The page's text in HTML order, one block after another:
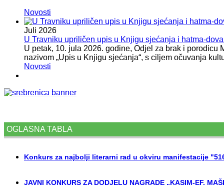
Novosti
Juli 2026
U Travniku upriličen upis u Knjigu sjećanja i hatma-
U petak, 10. jula 2026. godine, Odjel za brak i
nazivom „Upis u Knjigu sjećanja“, s ciljem očuvanja
Novosti
OGLASNA TABLA
Konkurs za najbolji literarni rad u okviru manifestacije
JAVNI KONKURS ZA DODJELU NAGRADE „KASIM-EF.